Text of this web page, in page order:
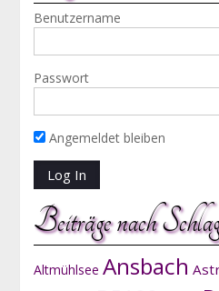
Benutzername
Passwort
Angemeldet bleiben
Beiträge nach
Altmühlsee Ansbach